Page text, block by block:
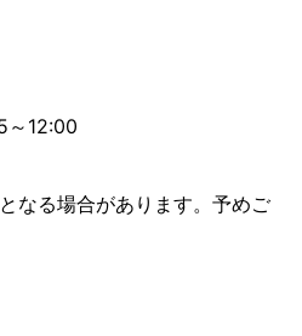
～12:00
なる場合があります。予めご